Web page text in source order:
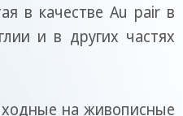
в качестве Au pair в
и в других частях
на живописные